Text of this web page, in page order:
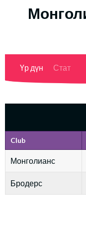
Үр дүн Стат
Club
Монголианс
Бродерс